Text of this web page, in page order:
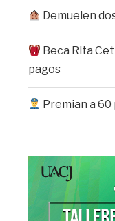
Demuelen
Beca Rita
pagos
Premian a